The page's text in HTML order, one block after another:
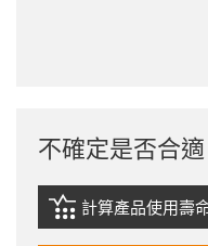
不確定是否合適
igus-icon-
計算產品使用壽